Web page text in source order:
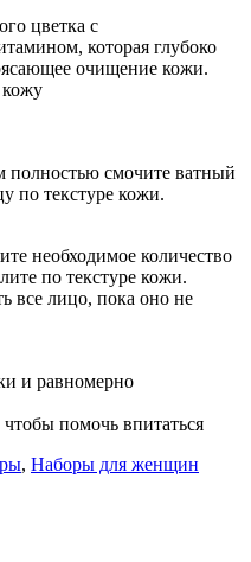
цветка с
которая глубоко
очищение кожи.
полностью смочите ватный
по текстуре кожи.
необходимое количество
по текстуре кожи.
все лицо, пока оно не
и равномерно
помочь впитаться
, Наборы для женщин